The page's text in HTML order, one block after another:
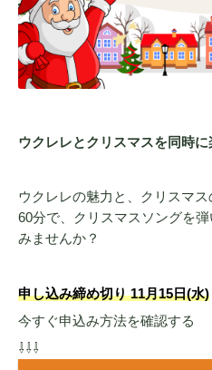
ウクレレとクリスマスを同時に
ウクレレの魅力と、クリスマス
60分で、クリスマスソングを
みませんか？
申し込み締め切り 11月15日(水)
今すぐ申込み方法を確認する
⇩⇩⇩